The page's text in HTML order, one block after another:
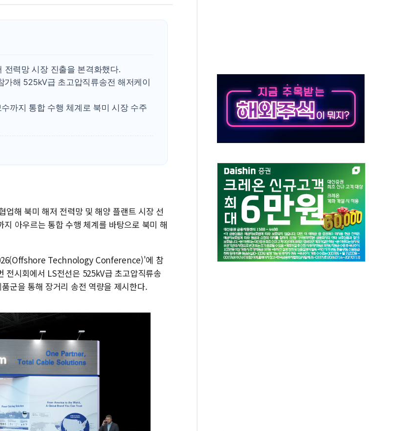
청양 밭에서 일하던 90대 숨져…온열질환 여부 조사
폭염에 車 운전면허 기능시험 오전 집중 편성…체감온도 38도 넘으면 중단
주말 무더위·열대야 지속…내륙 곳곳 소나기
오세훈 "용산공원 주택 검토, 민주당 스스로 원칙 뒤집는 것"
충북 주말 무더위 지속…청주·진천 35도, 곳곳 소나기
10월 보완수사권 폐지·공소청 출범…피해자들 '범죄 사각지대' 우려
한상협, 업계 개인정보 보안 새판 짠다…'자율규제단체' 타진
전력망 시장 진출을 본격화했다.
해 525kV급 초고압직류송전 해저케이
까지 통합 수행 체계로 북미 시장 수주
해 북미 해저 전력망 및 해양 플랜트 시장 선
아우르는 통합 수행 체계를 바탕으로 북미 해
Technology Conference)'에 참
전시회에서 LS전선은 525kV급 초고압직류송
군을 통해 장거리 송전 역량을 제시한다.